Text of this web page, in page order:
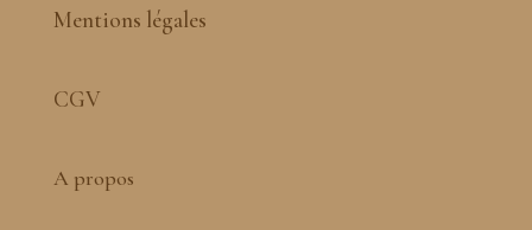
Mentions légales
CGV
A propos